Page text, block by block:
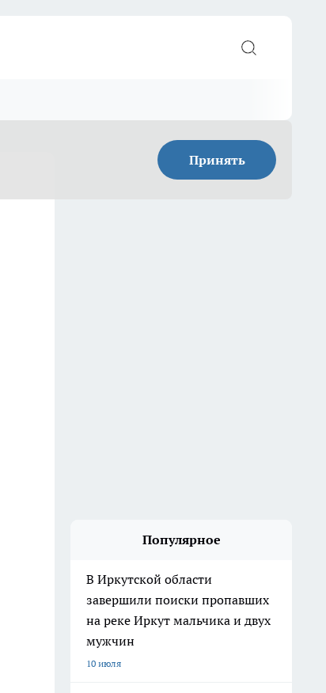
Принять
Популярное
В Иркутской области
завершили поиски пропавших
на реке Иркут мальчика и двух
мужчин
10 июля